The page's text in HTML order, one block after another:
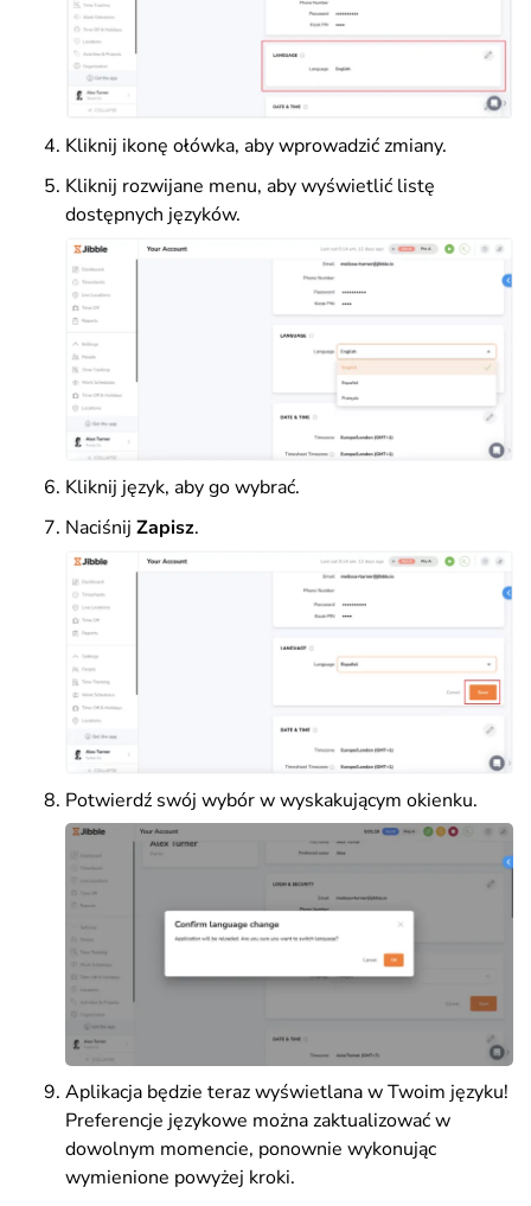
Kliknij ikonę ołówka, aby wprowadzić zmiany.
Kliknij rozwijane menu, aby wyświetlić listę
dostępnych języków.
Kliknij język, aby go wybrać.
Naciśnij Zapisz.
Potwierdź swój wybór w wyskakującym okienku.
Aplikacja będzie teraz wyświetlana w Twoim języku!
Preferencje językowe można zaktualizować w
dowolnym momencie, ponownie wykonując
wymienione powyżej kroki.